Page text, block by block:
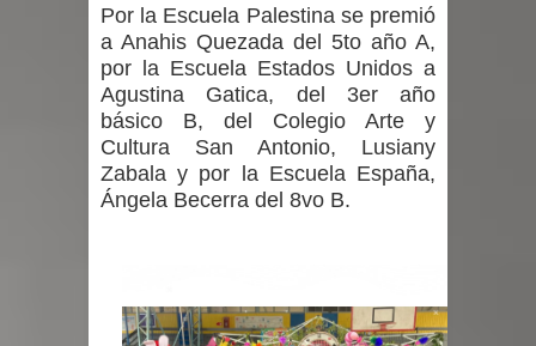
Por la Escuela Palestina se premió
a Anahis Quezada del 5to año A,
por la Escuela Estados Unidos a
Agustina Gatica, del 3er año
básico B, del Colegio Arte y
Cultura San Antonio, Lusiany
Zabala y por la Escuela España,
Ángela Becerra del 8vo B.